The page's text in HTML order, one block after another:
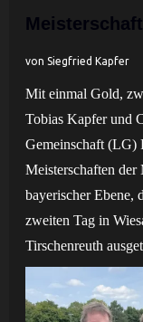
von Siegfried Kapfer
Mit einmal Gold,
Tobias Kapfer und
Gemeinschaft (LG)
Meisterschaften der
bayerischerEbene,
zweiten Tag in
Tirschenreuth